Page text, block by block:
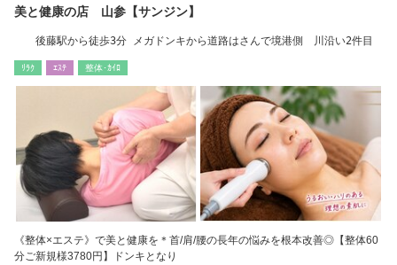
美と健康の店 山参【サンジン】
後藤駅から徒歩3分 メガドンキから道路はさんで境港側 川沿い2件目
ﾘﾗｸ ｴｽﾃ 整体･ｶｲﾛ
《整体×エステ》で美と健康を＊首/肩/腰の長年の悩みを根本改善◎【整体60
分ご新規様3780円】ドンキとなり